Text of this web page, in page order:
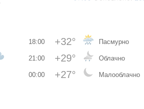
18:00 +32° Пасмурно
21:00 +29° Облачно
00:00 +27° Малооблачно